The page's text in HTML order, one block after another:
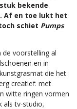
bekende
Af en toe lukt het
schiet Pumps
de voorstelling al
en in
die het
creatief: met
witte ringen vormen
als tv-studio,